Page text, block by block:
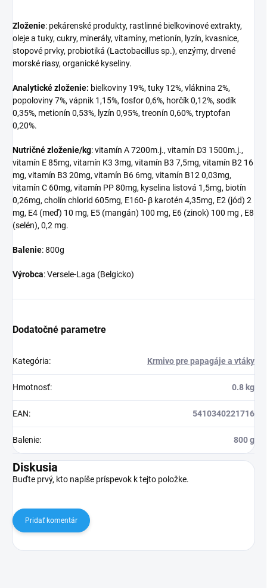
Zloženie: pekárenské produkty, rastlinné bielkovinové extrakty,
oleje a tuky, cukry, minerály, vitamíny, metionín, lyzín, kvasnice,
stopové prvky, probiotiká (Lactobacillus sp.), enzýmy, drvené
morské riasy, organické kyseliny.
Analytické zloženie: bielkoviny 19%, tuky 12%, vláknina 2%,
popoloviny 7%, vápnik 1,15%, fosfor 0,6%, horčík 0,12%, sodík
0,35%, metionín 0,53%, lyzín 0,95%, treonín 0,60%, tryptofan
0,20%.
Nutričné zloženie/kg: vitamín A 7200m.j., vitamín D3 1500m.j.,
vitamín E 85mg, vitamín K3 3mg, vitamín B3 7,5mg, vitamín B2 16
mg, vitamín B3 20mg, vitamín B6 6mg, vitamín B12 0,03mg,
vitamín C 60mg, vitamín PP 80mg, kyselina listová 1,5mg, biotín
0,26mg, cholín chlorid 605mg, E160- β karotén 4,35mg, E2 (jód) 2
mg, E4 (meď) 10 mg, E5 (mangán) 100 mg, E6 (zinok) 100 mg , E8
(selén), 0,2 mg.
Balenie: 800g
Výrobca: Versele-Laga (Belgicko)
Dodatočné parametre
Kategória: Krmivo pre papagáje a vtáky
Hmotnosť: 0.8 kg
EAN: 5410340221716
Balenie: 800 g
Diskusia
Buďte prvý, kto napíše príspevok k tejto položke.
Pridať komentár